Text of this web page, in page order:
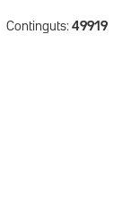
Continguts: 49919